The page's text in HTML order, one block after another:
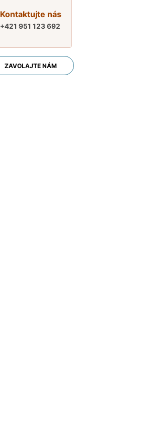
Kontaktujte nás
+421 951 123 692
ZAVOLAJTE NÁM